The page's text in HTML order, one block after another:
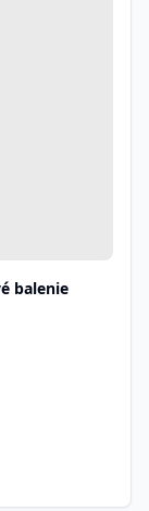
balenie